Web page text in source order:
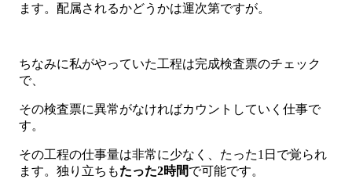
ます。配属されるかどうかは運次第ですが。
ちなみに私がやっていた工程は完成検査票のチェック
で、
その検査票に異常がなければカウントしていく仕事で
す。
その工程の仕事量は非常に少なく、たった1日で覚られ
ます。独り立ちもたった2時間で可能です。